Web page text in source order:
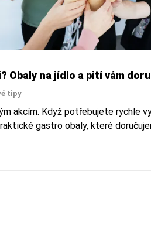
Obaly na jídlo a pití vám
tipy
akcím. Když potřebujete rychle
gastro obaly, které